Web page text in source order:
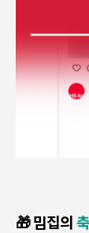
🎁 밈집의